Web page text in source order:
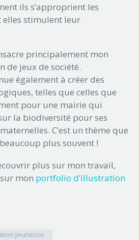
ils s’approprient les
elles stimulent leur
principalement mon
de jeux de société.
également à créer des
telles que celles que
pour une mairie qui
la biodiversité pour ses
C’est un thème que
plus souvent !
plus sur mon travail,
mon portfolio d’illustration
jeunesse